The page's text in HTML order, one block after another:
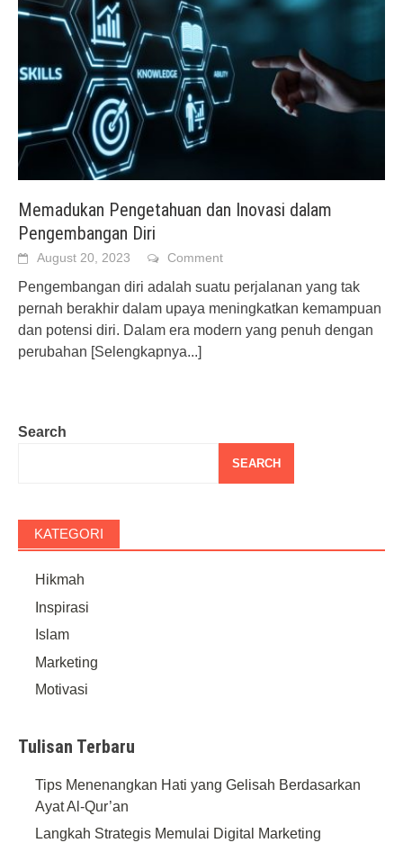
Memadukan Pengetahuan dan Inovasi dalam
Pengembangan Diri
August 20, 2023 Comment
Pengembangan diri adalah suatu perjalanan yang tak
pernah berakhir dalam upaya meningkatkan kemampuan
dan potensi diri. Dalam era modern yang penuh dengan
perubahan [Selengkapnya...]
Search
SEARCH
KATEGORI
Hikmah
Inspirasi
Islam
Marketing
Motivasi
Tulisan Terbaru
Tips Menenangkan Hati yang Gelisah Berdasarkan
Ayat Al-Qur’an
Langkah Strategis Memulai Digital Marketing